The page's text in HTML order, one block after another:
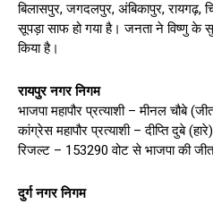
बिलासपुर, जगदलपुर, अंबिकापुर, रायगढ़,
सूपड़ा साफ हो गया है। जनता ने विष्णु
किया है।
रायपुर नगर निगम
भाजपा महापौर प्रत्याशी – मीनल चौबे
कांग्रेस महापौर प्रत्याशी – दीप्ति दुबे (हारे)
रिजल्ट – 153290 वोट से भाजपा की जीत
दुर्ग नगर निगम